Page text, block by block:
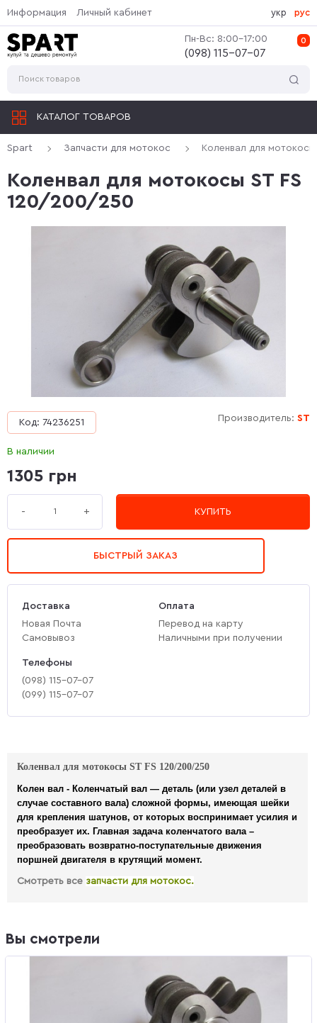
Информация Личный кабинет
0
Пн-Вс: 8:00-17:00
(‎098) 115-07-07
укр рус
КАТАЛОГ ТОВАРОВ
Spart Запчасти для мотокос Коленвал для
Коленвал для мотокосы ST FS
120/200/250
Производитель: ST
Код: 74236251
В наличии
1305 грн
- + КУПИТЬ
БЫСТРЫЙ ЗАКАЗ
Доставка
Новая Почта
Самовывоз
Оплата
Перевод на карту
Наличными при получении
Телефоны
(‎098) 115-07-07
(‎099) 115-07-07
Коленвал для мотокосы ST FS 120/200/250
Колен вал - Коленчатый вал — деталь (или узел деталей в
случае составного вала) сложной формы, имеющая шейки
для крепления шатунов, от которых воспринимает усилия и
преобразует их. Главная задача коленчатого вала –
преобразовать возвратно-поступательные движения
поршней двигателя в крутящий момент.
Смотреть все запчасти для мотокос.
Вы смотрели